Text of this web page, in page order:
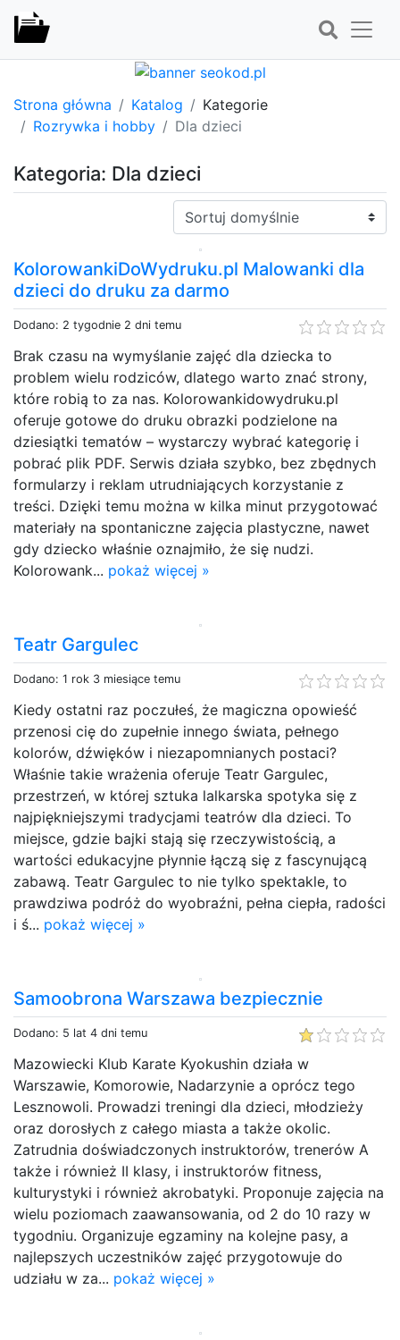
Strona główna Katalog
Kategorie
Rozrywka i hobby
Dla dzieci
Kategoria: Dla dzieci
Sortuj:
KolorowankiDoWydruku.pl Malowanki dla
dzieci do druku za darmo
Dodano: 2 tygodnie 2 dni temu
Brak czasu na wymyślanie zajęć dla dziecka to
problem wielu rodziców, dlatego warto znać strony,
które robią to za nas. Kolorowankidowydruku.pl
oferuje gotowe do druku obrazki podzielone na
dziesiątki tematów – wystarczy wybrać kategorię i
pobrać plik PDF. Serwis działa szybko, bez zbędnych
formularzy i reklam utrudniających korzystanie z
treści. Dzięki temu można w kilka minut przygotować
materiały na spontaniczne zajęcia plastyczne, nawet
gdy dziecko właśnie oznajmiło, że się nudzi.
Kolorowank... pokaż więcej »
Teatr Gargulec
Dodano: 1 rok 3 miesiące temu
Kiedy ostatni raz poczułeś, że magiczna opowieść
przenosi cię do zupełnie innego świata, pełnego
kolorów, dźwięków i niezapomnianych postaci?
Właśnie takie wrażenia oferuje Teatr Gargulec,
przestrzeń, w której sztuka lalkarska spotyka się z
najpiękniejszymi tradycjami teatrów dla dzieci. To
miejsce, gdzie bajki stają się rzeczywistością, a
wartości edukacyjne płynnie łączą się z fascynującą
zabawą. Teatr Gargulec to nie tylko spektakle, to
prawdziwa podróż do wyobraźni, pełna ciepła, radości
i ś... pokaż więcej »
Samoobrona Warszawa bezpiecznie
Dodano: 5 lat 4 dni temu
Mazowiecki Klub Karate Kyokushin działa w
Warszawie, Komorowie, Nadarzynie a oprócz tego
Lesznowoli. Prowadzi treningi dla dzieci, młodzieży
oraz dorosłych z całego miasta a także okolic.
Zatrudnia doświadczonych instruktorów, trenerów A
także i również II klasy, i instruktorów fitness,
kulturystyki i również akrobatyki. Proponuje zajęcia na
wielu poziomach zaawansowania, od 2 do 10 razy w
tygodniu. Organizuje egzaminy na kolejne pasy, a
najlepszych uczestników zajęć przygotowuje do
udziału w za... pokaż więcej »